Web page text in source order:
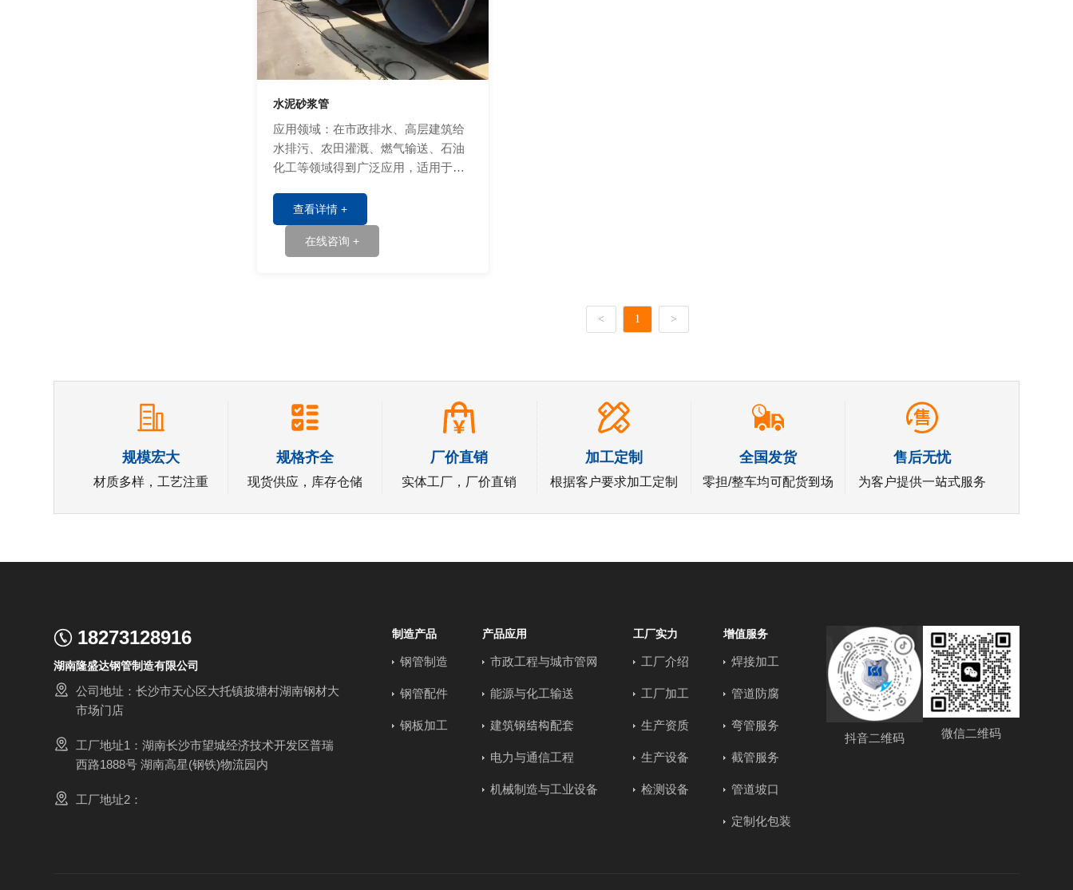
水泥砂浆管
应用领域：在市政排水、高层建筑给
水排污、农田灌溉、燃气输送、石油
化工等领域得到广泛应用，适用于无
查看详情 +
在线咨询 +
< 1 >
规模宏大
材质多样，工艺注重
规格齐全
现货供应，库存仓储
厂价直销
实体工厂，厂价直销
加工定制
根据客户要求加工定制
全国发货
零担/整车均可配货到场
售后无忧
为客户提供一站式服务
18273128916
湖南隆盛达钢管制造有限公司
公司地址：长沙市天心区大托镇披塘村湖南钢材大
市场门店
工厂地址1：湖南长沙市望城经济技术开发区普瑞
西路1888号 湖南高星(钢铁)物流园内
工厂地址2：
制造产品
钢管制造
钢管配件
钢板加工
产品应用
市政工程与城市管网
能源与化工输送
建筑钢结构配套
电力与通信工程
机械制造与工业设备
工厂实力
工厂介绍
工厂加工
生产资质
生产设备
检测设备
增值服务
焊接加工
管道防腐
弯管服务
截管服务
管道坡口
定制化包装
抖音二维码 微信二维码